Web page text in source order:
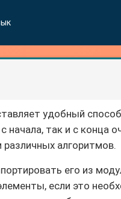
удобный
так и с конца
алгоритмов.
его из
если это